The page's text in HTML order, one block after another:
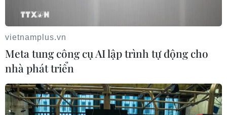
vietnamplus.vn
Meta tung công cụ AI lập trình tự động cho
nhà phát triển